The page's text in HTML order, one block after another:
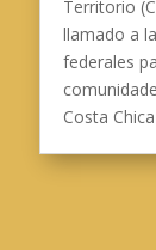
Territorio
llamado a
federales
Costa